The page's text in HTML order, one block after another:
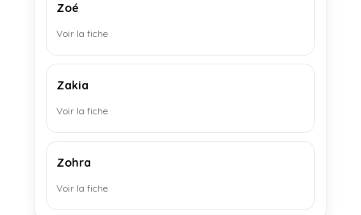
Zoé
Voir la fiche
Zakia
Voir la fiche
Zohra
Voir la fiche